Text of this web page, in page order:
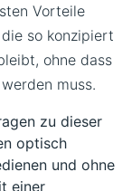
Vorteile
so konzipiert
ohne dass
muss.
zu dieser
optisch
und ohne
einer